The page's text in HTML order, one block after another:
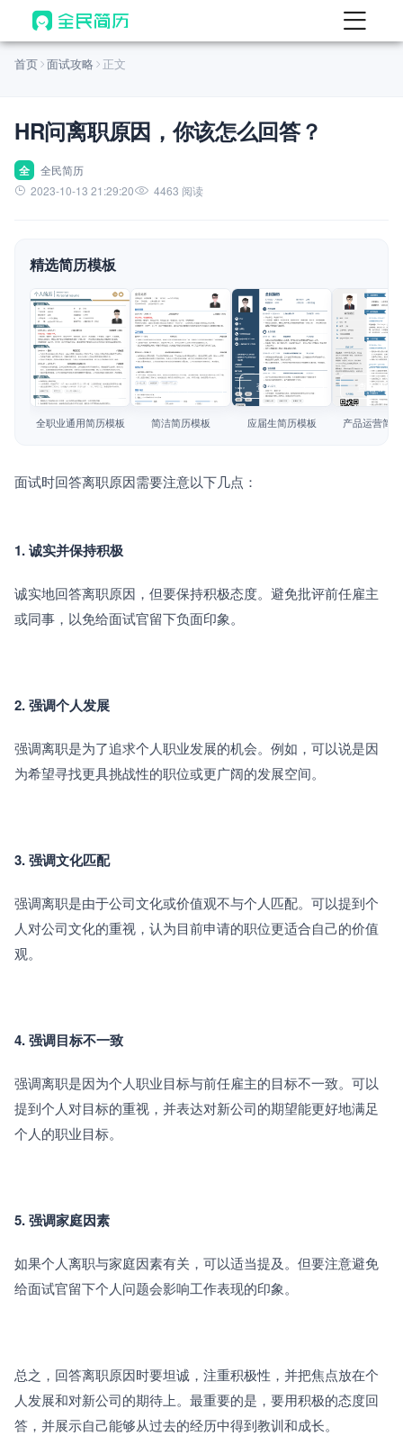
首页
AI 生成简历
AI 优化简历
AI 翻译简历
AI 模拟面试
面试自我介绍
AI 职场工具 New
简历模板
简历教程
首页 面试攻略 正文
HR问离职原因，你该怎么回答？
全
全民简历
2023-10-13 21:29:20
4463 阅读
精选简历模板
查看模板
全职业通用简历模板
查看模板
简洁简历模板
查看模板
应届生简历模板
查看模板
产品运营简
面试时回答离职原因需要注意以下几点：
1. 诚实并保持积极
诚实地回答离职原因，但要保持积极态度。避免批评前任雇主
或同事，以免给面试官留下负面印象。
2. 强调个人发展
强调离职是为了追求个人职业发展的机会。例如，可以说是因
为希望寻找更具挑战性的职位或更广阔的发展空间。
3. 强调文化匹配
强调离职是由于公司文化或价值观不与个人匹配。可以提到个
人对公司文化的重视，认为目前申请的职位更适合自己的价值
观。
4. 强调目标不一致
强调离职是因为个人职业目标与前任雇主的目标不一致。可以
提到个人对目标的重视，并表达对新公司的期望能更好地满足
个人的职业目标。
5. 强调家庭因素
如果个人离职与家庭因素有关，可以适当提及。但要注意避免
给面试官留下个人问题会影响工作表现的印象。
总之，回答离职原因时要坦诚，注重积极性，并把焦点放在个
人发展和对新公司的期待上。最重要的是，要用积极的态度回
答，并展示自己能够从过去的经历中得到教训和成长。